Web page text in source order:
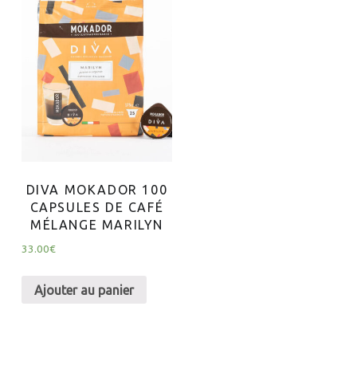
DIVA MOKADOR 100
CAPSULES DE CAFÉ
MÉLANGE MARILYN
33.00€
Ajouter au panier